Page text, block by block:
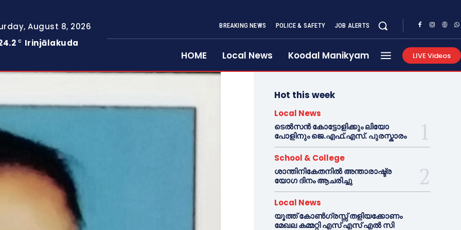
August 8, 2026
C Irinjālakuda
BREAKING NEWS POLICE & SAFETY JOB ALERTS
HOME Local News Koodal Manikyam LIVE Videos
Hot this week
Local News
ടെൽസൻ കോട്ടോളിക്കും ലിയോ
പോളിനും ജെ.എഫ്.എസ്. പുരസ്കാരം
School & College
ശാന്തിനികേതനിൽ അന്താരാഷ്ട്ര
യോഗ ദിനം ആചരിച്ചു
Local News
യൂത്ത് കോൺഗ്രസ്സ് തളിയക്കോണം
മേഖല കമ്മറ്റി എസ് എസ് എൽ സി